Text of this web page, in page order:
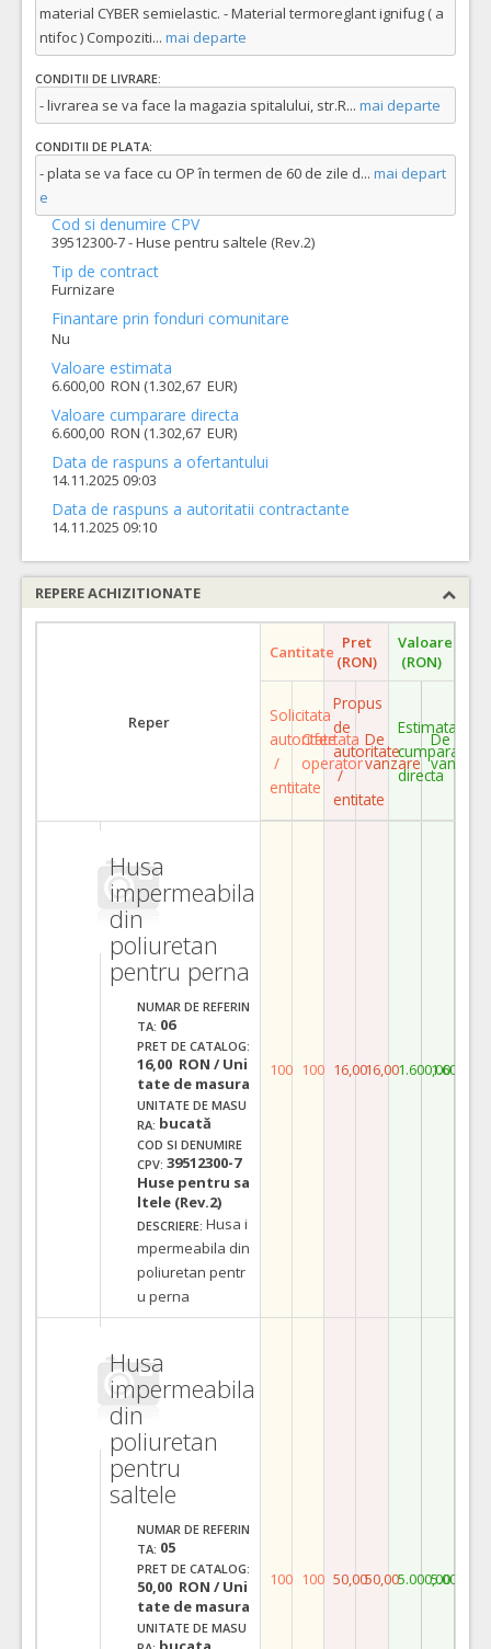
material CYBER semielastic. - Material termoreglant ignifug ( a
ntifoc ) Compoziti... mai departe
CONDITII DE LIVRARE:
- livrarea se va face la magazia spitalului, str.R... mai departe
CONDITII DE PLATA:
- plata se va face cu OP în termen de 60 de zile d... mai depart
e
Cod si denumire CPV
39512300-7 - Huse pentru saltele (Rev.2)
Tip de contract
Furnizare
Finantare prin fonduri comunitare
Nu
Valoare estimata
6.600,00 RON (1.302,67 EUR)
Valoare cumparare directa
6.600,00 RON (1.302,67 EUR)
Data de raspuns a ofertantului
14.11.2025 09:03
Data de raspuns a autoritatii contractante
14.11.2025 09:10
REPERE ACHIZITIONATE
Reper
Cantitate Pret
(RON)
Valoare
(RON)
Solicitata
autoritate
/
entitate
Ofertata
operator
Propus
de
autoritate
/
entitate
De
vanzare
Estimata
cumparare
directa
De
vanzare
Husa
impermeabila
din
poliuretan
pentru perna
NUMAR DE REFERIN
TA: 06
PRET DE CATALOG:
16,00 RON / Uni
tate de masura
UNITATE DE MASU
RA: bucată
COD SI DENUMIRE
CPV: 39512300-7
Huse pentru sa
ltele (Rev.2)
DESCRIERE: Husa i
mpermeabila din
poliuretan pentr
u perna
100 100 16,0016,001.600,001.600,00
Husa
impermeabila
din
poliuretan
pentru
saltele
NUMAR DE REFERIN
TA: 05
PRET DE CATALOG:
50,00 RON / Uni
tate de masura
UNITATE DE MASU
100 100 50,0050,005.000,005.000,00